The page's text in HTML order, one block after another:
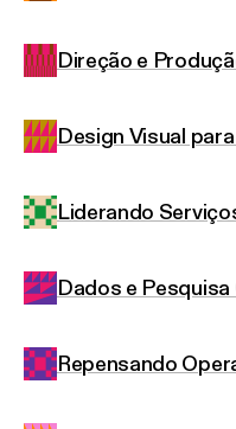
Direção e
Design Visual
Liderando
Dados e
Repensando